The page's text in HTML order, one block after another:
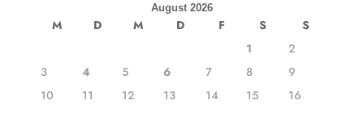
August 2026
M D M D F S
S
1
2
3
4 5 6 7 8
9
10
11 12 13 14 15
16